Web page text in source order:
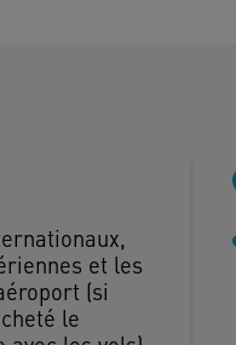
et les
(si
le